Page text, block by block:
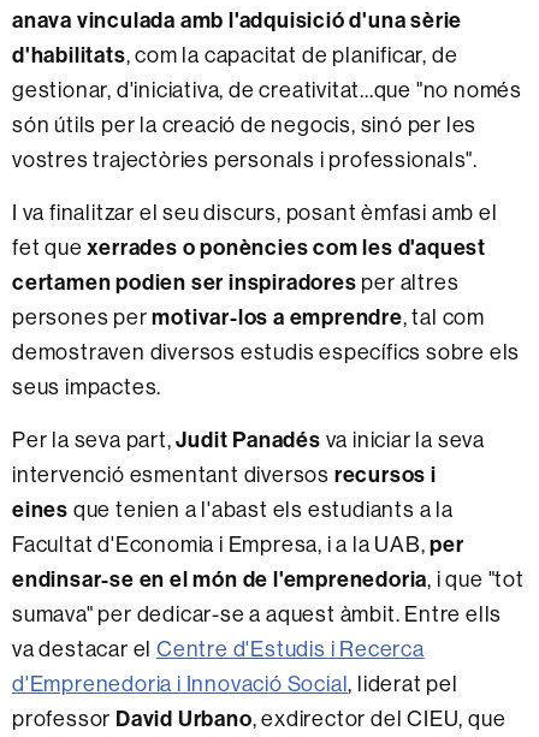
anava vinculada amb l'adquisició d'una sèrie
d'habilitats, com la capacitat de planificar, de
gestionar, d'iniciativa, de creativitat...que "no només
són útils per la creació de negocis, sinó per les
vostres trajectòries personals i professionals".
I va finalitzar el seu discurs, posant èmfasi amb el
fet quexerrades o ponències com les d'aquest
certamen podien ser inspiradores per altres
persones permotivar-los a emprendre, tal com
demostraven diversos estudis específics sobre els
seus impactes.
Per la seva part,Judit Panadés va iniciar la seva
intervenció esmentant diversos recursos i
eines que tenien a l'abast els estudiants a la
Facultat d'Economia i Empresa, i a la UAB,per
endinsar-se en el món de l'emprenedoria, i que "tot
sumava" per dedicar-se a aquest àmbit. Entre ells
va destacar elCentre d'Estudis i Recerca
d'Emprenedoria i Innovació Social, liderat pel
professor David Urbano, exdirector del CIEU, que